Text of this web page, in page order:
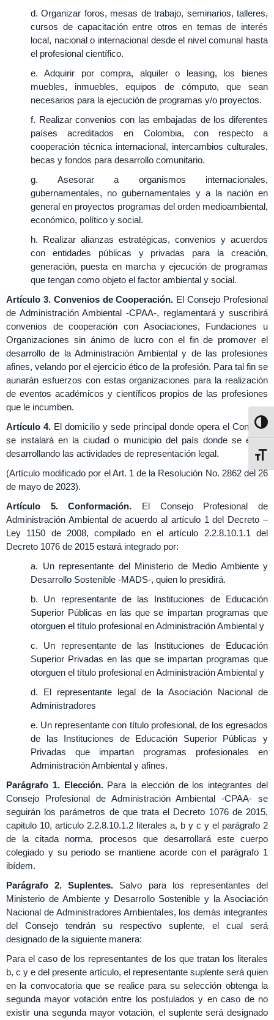
d. Organizar foros, mesas de trabajo, seminarios, talleres,
cursos de capacitación entre otros en temas de interés
local, nacional o internacional desde el nivel comunal hasta
el profesional científico.
e. Adquirir por compra, alquiler o leasing, los bienes
muebles, inmuebles, equipos de cómputo, que sean
necesarios para la ejecución de programas y/o proyectos.
f. Realizar convenios con las embajadas de los diferentes
países acreditados en Colombia, con respecto a
cooperación técnica internacional, intercambios culturales,
becas y fondos para desarrollo comunitario.
g. Asesorar a organismos internacionales,
gubernamentales, no gubernamentales y a la nación en
general en proyectos programas del orden medioambiental,
económico, político y social.
h. Realizar alianzas estratégicas, convenios y acuerdos
con entidades públicas y privadas para la creación,
generación, puesta en marcha y ejecución de programas
que tengan como objeto el factor ambiental y social.
Artículo 3. Convenios de Cooperación. El Consejo Profesional
de Administración Ambiental -CPAA-, reglamentará y suscribirá
convenios de cooperación con Asociaciones, Fundaciones u
Organizaciones sin ánimo de lucro con el fin de promover el
desarrollo de la Administración Ambiental y de las profesiones
afines, velando por el ejercicio ético de la profesión. Para tal fin se
aunarán esfuerzos con estas organizaciones para la realización
de eventos académicos y científicos propios de las profesiones
que le incumben.
Artículo 4. El domicilio y sede principal donde opera el Consejo,
se instalará en la ciudad o municipio del país donde se estén
desarrollando las actividades de representación legal.
(Artículo modificado por el Art. 1 de la Resolución No. 2862 del 26
de mayo de 2023).
Artículo 5. Conformación. El Consejo Profesional de
Administración Ambiental de acuerdo al artículo 1 del Decreto –
Ley 1150 de 2008, compilado en el artículo 2.2.8.10.1.1 del
Decreto 1076 de 2015 estará integrado por:
a. Un representante del Ministerio de Medio Ambiente y
Desarrollo Sostenible -MADS-, quien lo presidirá.
b. Un representante de las Instituciones de Educación
Superior Públicas en las que se impartan programas que
otorguen el título profesional en Administración Ambiental y
c. Un representante de las Instituciones de Educación
Superior Privadas en las que se impartan programas que
otorguen el título profesional en Administración Ambiental y
d. El representante legal de la Asociación Nacional de
Administradores
e. Un representante con título profesional, de los egresados
de las Instituciones de Educación Superior Públicas y
Privadas que impartan programas profesionales en
Administración Ambiental y afines.
Parágrafo 1. Elección.Para la elección de los integrantes del
Consejo Profesional de Administración Ambiental -CPAA- se
seguirán los parámetros de que trata el Decreto 1076 de 2015,
capitulo 10, articulo 2.2.8.10.1.2 literales a, b y c y el parágrafo 2
de la citada norma, procesos que desarrollará este cuerpo
colegiado y su periodo se mantiene acorde con el parágrafo 1
ibídem.
Parágrafo 2. Suplentes. Salvo para los representantes del
Ministerio de Ambiente y Desarrollo Sostenible y la Asociación
Nacional de Administradores Ambientales, los demás integrantes
del Consejo tendrán su respectivo suplente, el cual será
designado de la siguiente manera:
Para el caso de los representantes de los que tratan los literales
b, c y e del presente artículo, el representante suplente será quien
en la convocatoria que se realice para su selección obtenga la
segunda mayor votación entre los postulados y en caso de no
existir una segunda mayor votación, el suplente será designado